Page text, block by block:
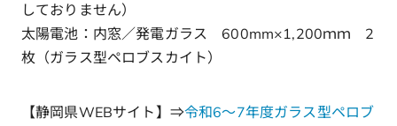
しておりません）
太陽電池：内窓／発電ガラス 600mm×1,200ｍｍ 2
枚（ガラス型ペロブスカイト）
【静岡県WEBサイト】⇒令和6～7年度ガラス型ペロブ